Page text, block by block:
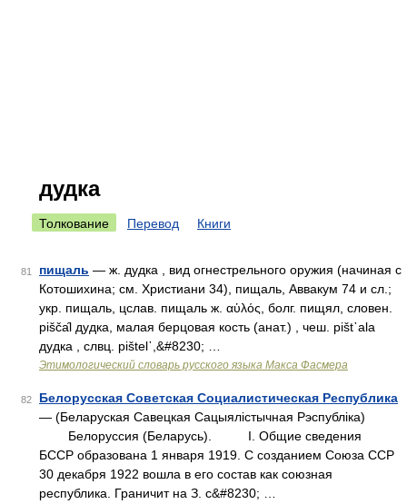
дудка
Толкование Перевод Книги
81 пищаль — ж. дудка , вид огнестрельного оружия (начиная с
Котошихина; см. Христиани 34), пищаль, Аввакум 74 и сл.;
укр. пищаль, цслав. пищаль ж. αὑλός, болг. пищял, словен.
рiščа̑l дудка, малая берцовая кость (анат.) , чеш. рišt᾽аlа
дудка , слвц. рištеl᾽,&#8230; …
Этимологический словарь русского языка Макса Фасмера
82
Белорусская Советская Социалистическая Республика
— (Беларуская Савецкая Сацыялicтычная Рэспублiкa)
Белоруссия (Беларусь). I. Общие сведения
БССР образована 1 января 1919. С созданием Союза ССР
30 декабря 1922 вошла в его состав как союзная
республика. Граничит на З. с&#8230; …